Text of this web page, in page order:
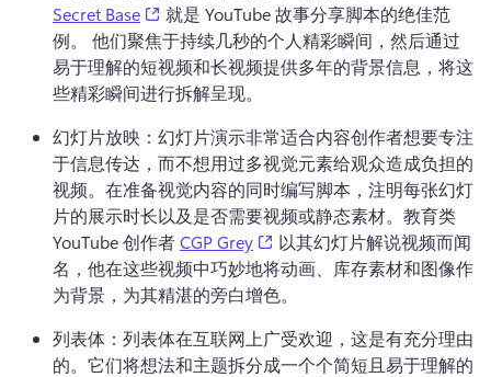
Secret Base
(opens in a new tab)
就是 YouTube 故事分享脚本的绝佳范
例。 他们聚焦于持续几秒的个人精彩瞬间， 然后通过
易于理解的短视频和长视频提供多年的背景信息，将这
些精彩瞬间进行拆解呈现。
幻灯片放映：幻灯片演示非常适合内容创作者想要专注
于信息传达，而不想用过多视觉元素给观众造成负担的
视频。 在准备视觉内容的同时编写脚本，注明每张幻灯
片的展示时长以及是否需要视频或静态素材。 教育类
YouTube 创作者 CGP Grey (opens in a new tab)
以其幻灯片解说视频而闻
名，他在这些视频中巧妙地将动画、库存素材和图像作
为背景，为其精湛的旁白增色。
列表体：列表体在互联网上广受欢迎，这是有充分理由
的。 它们将想法和主题拆分成一个个简短且易于理解的